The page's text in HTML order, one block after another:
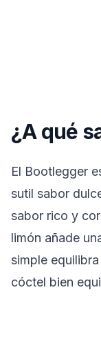
¿A qué
El Bootlegger
sutil sabor
sabor rico y
limón añade
simple
cóctel bien